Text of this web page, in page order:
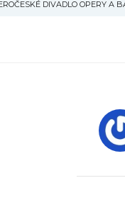
DIVADLO OPERY A